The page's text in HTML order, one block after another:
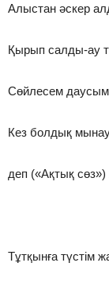
Алыстан әскер
Қырып салды-ау
Сөйлесем даусым
Кез болдық
деп («Ақтық сөз»)
Тұтқынға түстім